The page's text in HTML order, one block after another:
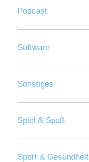
Podcast
Software
Sonstiges
Spiel & Spaß
Sport & Gesundheit